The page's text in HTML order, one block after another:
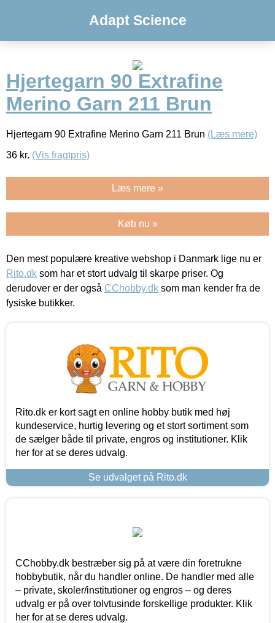
Adapt Science
Hjertegarn 90 Extrafine
Merino Garn 211 Brun
Hjertegarn 90 Extrafine Merino Garn 211 Brun (Læs mere)
36 kr. (Vis fragtpris)
Læs mere »
Køb nu »
Den mest populære kreative webshop i Danmark lige nu er
Rito.dk som har et stort udvalg til skarpe priser. Og
derudover er der også CChobby.dk som man kender fra de
fysiske butikker.
Rito.dk er kort sagt en online hobby butik med høj
kundeservice, hurtig levering og et stort sortiment som
de sælger både til private, engros og institutioner. Klik
her for at se deres udvalg.
Se udvalget på Rito.dk
CChobby.dk bestræber sig på at være din foretrukne
hobbybutik, når du handler online. De handler med alle
– private, skoler/institutioner og engros – og deres
udvalg er på over tolvtusinde forskellige produkter. Klik
her for at se deres udvalg.